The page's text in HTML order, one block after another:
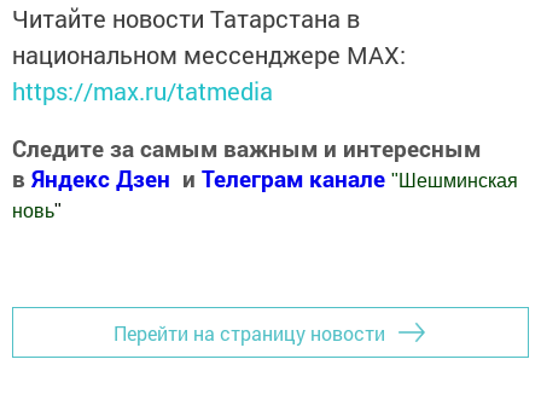
Читайте новости Татарстана в
национальном мессенджере MАХ:
https://max.ru/tatmedia
Следите за самым важным и интересным
в Яндекс Дзен и Телеграм канале " Шешминская
новь"
Перейти на страницу новости